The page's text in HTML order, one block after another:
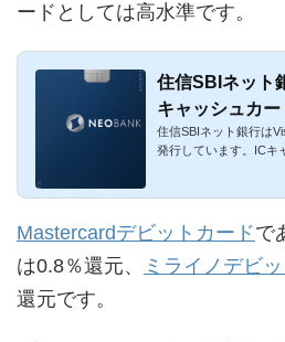
ードとしては高水準です。
住信SBIネット
キャッシュカー
住信SBIネット銀行は
発行しています。ICキ
Mastercardデビットカードで
は0.8％還元、
ミライノデビ
還元です。